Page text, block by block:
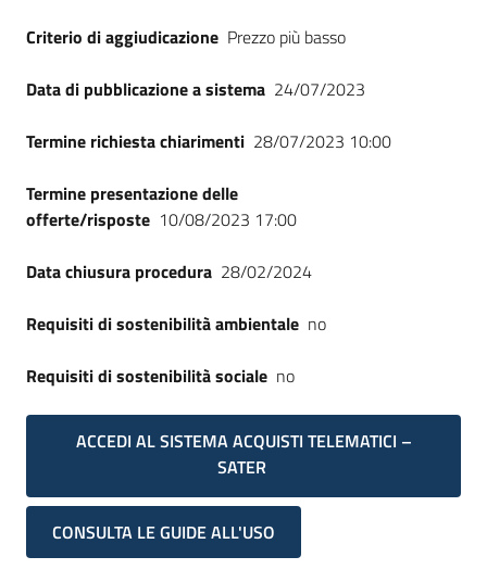
Criterio di aggiudicazione Prezzo più basso
Data di pubblicazione a sistema 24/07/2023
Termine richiesta chiarimenti 28/07/2023 10:00
Termine presentazione delle
offerte/risposte 10/08/2023 17:00
Data chiusura procedura 28/02/2024
Requisiti di sostenibilità ambientale no
Requisiti di sostenibilità sociale no
ACCEDI AL SISTEMA ACQUISTI TELEMATICI –
SATER
CONSULTA LE GUIDE ALL'USO